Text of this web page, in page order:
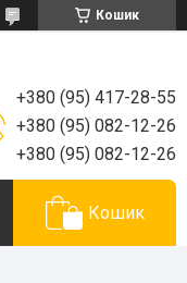
Кошик
+380 (95) 417-28-55
+380 (95) 082-12-26
+380 (95) 082-12-26
Кошик